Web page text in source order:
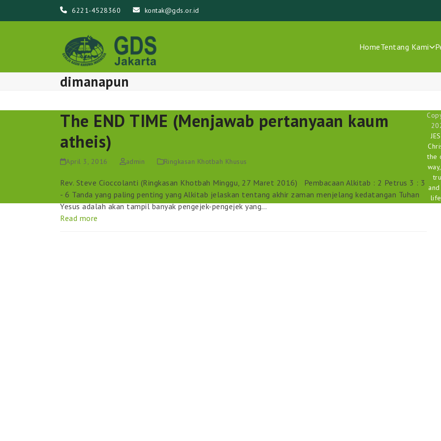
6221-4528360 kontak@gds.or.id
HomeTentang Kami
dimanapun
The END TIME (Menjawab pertanyaan kaum
atheis)
April 3, 2016 admin Ringkasan Khotbah Khusus
Rev. Steve Cioccolanti (Ringkasan Khotbah Minggu, 27 Maret 2016) Pembacaan Alkitab : 2 Petrus 3 : 3
- 6 Tanda yang paling penting yang Alkitab jelaskan tentang akhir zaman menjelang kedatangan Tuhan
Yesus adalah akan tampil banyak pengejek-pengejek yang…
Read more
the